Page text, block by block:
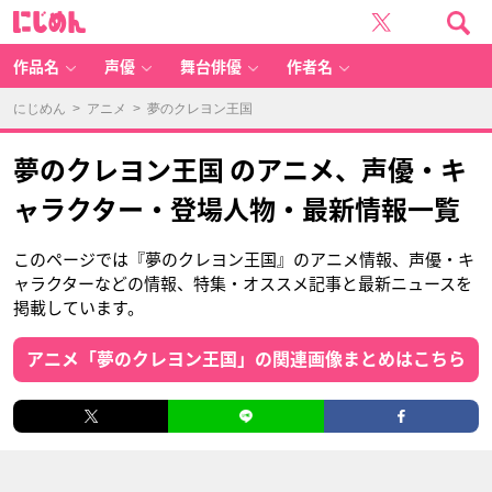
作品名 声優 舞台俳優 作者名
にじめん > アニメ > 夢のクレヨン王国
夢のクレヨン王国 のアニメ、声優・キ
ャラクター・登場人物・最新情報一覧
このページでは『夢のクレヨン王国』のアニメ情報、声優・キ
ャラクターなどの情報、特集・オススメ記事と最新ニュースを
掲載しています。
アニメ「夢のクレヨン王国」の関連画像まとめはこちら